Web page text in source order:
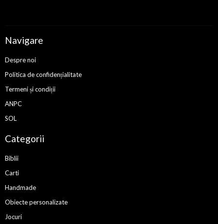
Navigare
Despre noi
Politica de confidențialitate
Termeni și condiții
ANPC
SOL
Categorii
Biblii
Carti
Handmade
Obiecte personalizate
Jocuri